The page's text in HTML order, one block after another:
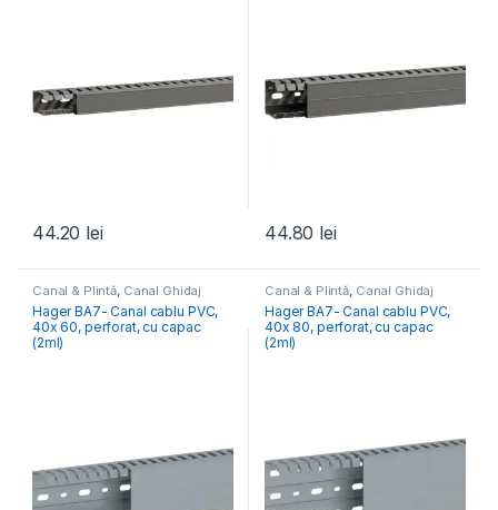
44.20 lei 44.80 lei
Canal & Plintă, Canal Ghidaj
Tablou Electric Elemente
Conexiune- Tablou Electric
Hager BA7- Canal cablu PVC,
40x 60, perforat, cu capac
(2ml)
Canal & Plintă, Canal Ghidaj
Tablou Electric Elemente
Conexiune- Tablou Electric
Hager BA7- Canal cablu PVC,
40x 80, perforat, cu capac
(2ml)